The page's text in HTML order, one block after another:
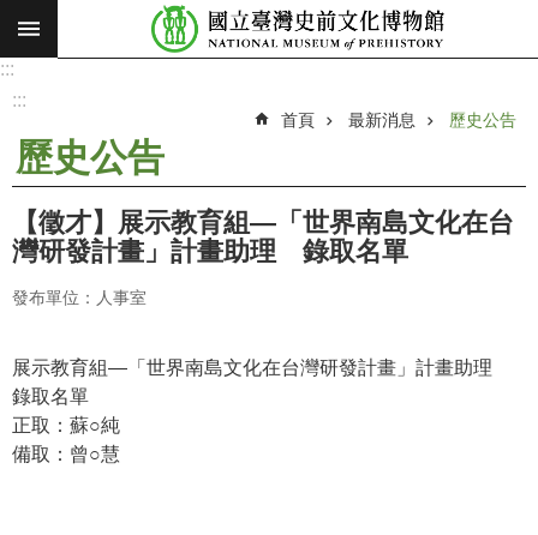
跳到主要內容區塊
搜
願
景
使
命
最
消
息
參
:::
:::
首頁 最新消息 歷史公告
歷史公告
【徵才】展示教育組—「世界南島文化在台
灣研發計畫」計畫助理 錄取名單
發布單位：人事室
展示教育組—「世界南島文化在台灣研發計畫」計畫助理
錄取名單
正取：蘇○純
備取：曾○慧